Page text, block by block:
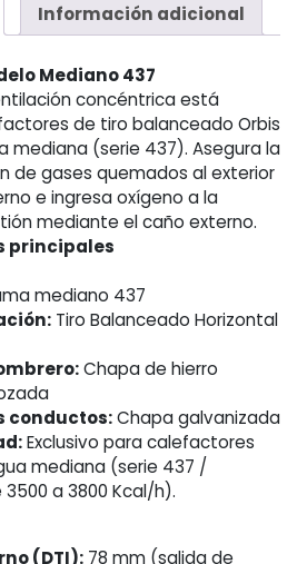
Información adicional
Mediano 437
concéntrica está
de tiro balanceado Orbis
mediana (serie 437). Asegura la
de gases quemados al exterior
e ingresa oxígeno a la
mediante el caño externo.
principales
mediano 437
Tiro Balanceado Horizontal
Chapa de hierro
conductos:Chapa galvanizada
Exclusivo para calefactores
mediana (serie 437 /
a 3800 Kcal/h).
(DTI): 78 mm (salida de